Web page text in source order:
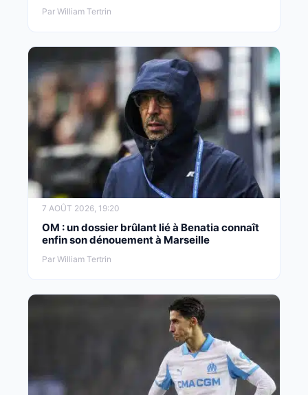
Par William Tertrin
7 AOÛT 2026, 19:20
OM : un dossier brûlant lié à Benatia connaît
enfin son dénouement à Marseille
Par William Tertrin